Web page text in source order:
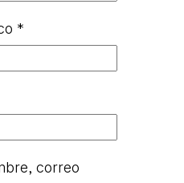
*
correo